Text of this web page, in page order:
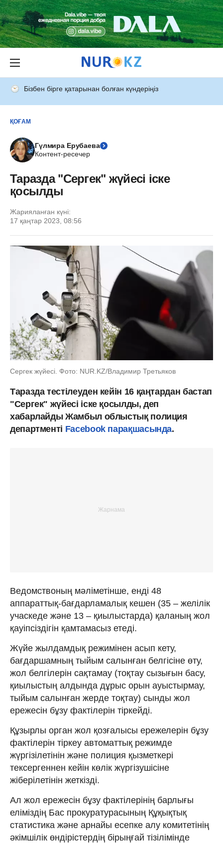
Бізбен бірге қатарынан болған күндеріңіз
ҚОҒАМ
Гүлмира Ерубаева
Контент-ресечер
Таразда "Сергек" жүйесі іске
қосылды
Жарияланған күні:
17 қаңтар 2023, 08:56
Сергек жүйесі. Фото: NUR.KZ/Владимир Третьяков
Таразда тестілеуден кейін 16 қаңтардан бастап
"Сергек" жүйесі іске қосылды, деп
хабарлайды Жамбыл облыстық полиция
департменті Facebook парақшасында.
Ведомствоның мәліметінше, енді 48
аппараттық-бағдарламалық кешен (35 – желілік
учаскеде және 13 – қиылыстарда) қаланың жол
қауіпсіздігін қамтамасыз етеді.
Жүйе жылдамдық режимінен асып кету,
бағдаршамның тыйым салынған белгісіне өту,
жол белгілерiн сақтамау (тоқтау сызығын басу,
қиылыстың алдында дұрыс орын ауыстырмау,
тыйым салынған жерде тоқтау) сынды жол
ережесін бұзу фактілерін тіркейді.
Құзырлы орган жол қозғалысы ережелерін бұзу
фактілерін тіркеу автоматтық режимде
жүргізілетінін және полиция қызметкері
тексергеннен кейін көлік жүргізушісіне
жіберілетінін жеткізді.
Ал жол ережесін бұзу фактілерінің барлығы
еліміздің Бас прокуратурасының Құқықтық
статистика және арнайы есепке алу комитетінің
әкімшілік өндірістердің бірыңғай тізілімінде